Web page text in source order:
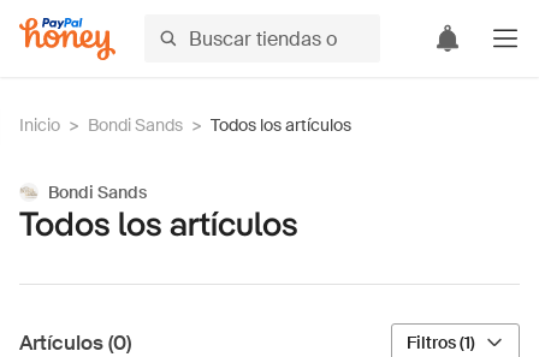
Inicio > Bondi Sands > Todos los artículos
Bondi Sands
Todos los artículos
Artículos (0) Filtros (1)